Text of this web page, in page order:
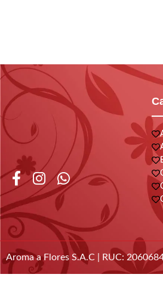
Aroma a Flores S.A.C | RUC: